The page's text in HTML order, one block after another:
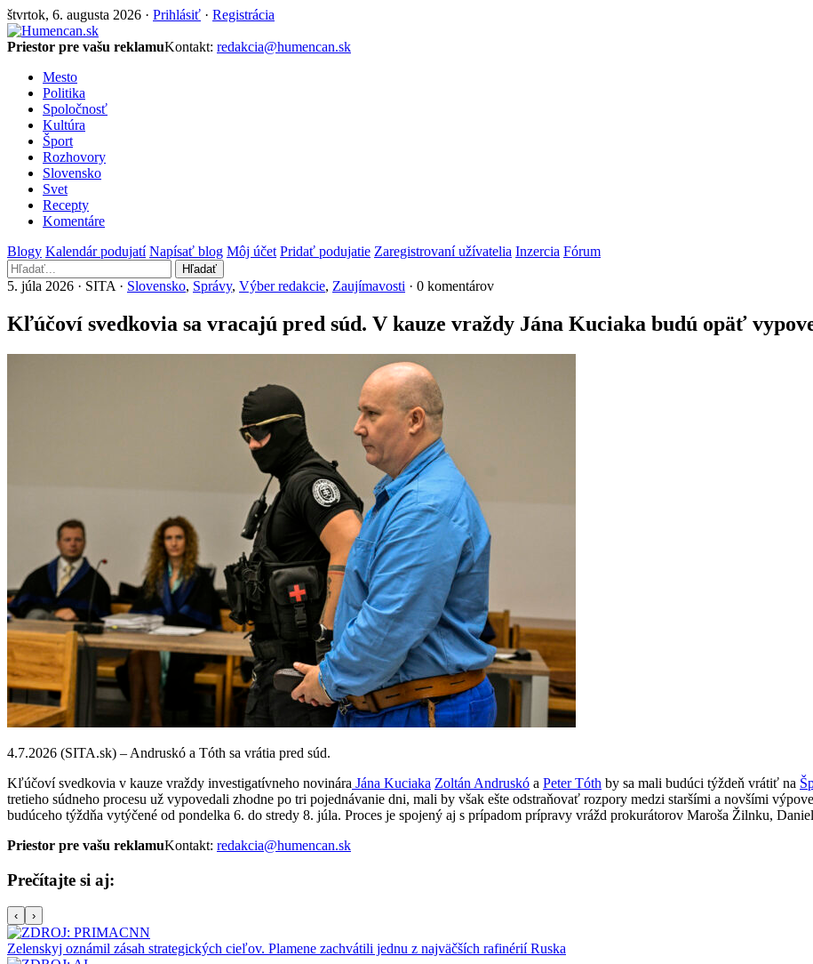
štvrtok, 6. augusta 2026 · Prihlásiť · Registrácia
Priestor pre vašu reklamuKontakt: redakcia@humencan.sk
Mesto
Politika
Spoločnosť
Kultúra
Šport
Rozhovory
Slovensko
Svet
Recepty
Komentáre
Blogy Kalendár podujatí Napísať blog Môj účet Pridať podujatie Zaregistrovaní užívatelia Inzercia Fórum
Hľadať
5. júla 2026 · SITA · Slovensko, Správy, Výber redakcie, Zaujímavosti · 0 komentárov
Kľúčoví svedkovia sa vracajú pred súd. V kauze vraždy Jána Kuciaka budú opäť
4.7.2026 (SITA.sk) – Andruskó a Tóth sa vrátia pred súd.
Kľúčoví svedkovia v kauze vraždy investigatívneho novinára Jána Kuciaka Zoltán Andruskó a Peter Tóth by sa mali budúci týždeň vrátiť na
tretieho súdneho procesu už vypovedali zhodne po tri pojednávanie dni, mali by však ešte odstraňovať rozpory medzi staršími a novšími
budúceho týždňa vytýčené od pondelka 6. do stredy 8. júla. Proces je spojený aj s prípadom prípravy vrážd prokurátorov Maroša Žilnku,
Priestor pre vašu reklamuKontakt: redakcia@humencan.sk
Prečítajte si aj:
‹ ›
Zelenskyj oznámil zásah strategických cieľov. Plamene zachvátili jednu z najväčších rafinérií Ruska